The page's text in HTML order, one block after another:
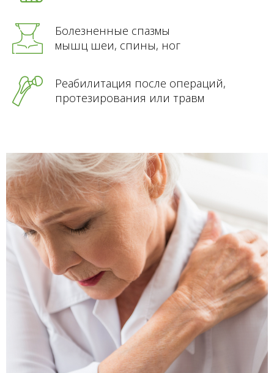
Болезненные спазмы
мышц шеи, спины, ног
Реабилитация после операций,
протезирования или травм